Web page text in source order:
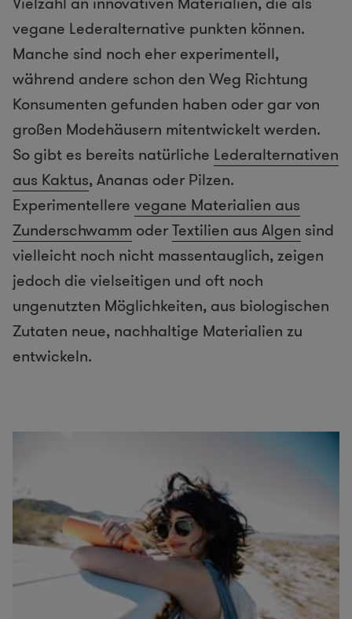
vegane Lederalternative punkten können.
Manche sind noch eher experimentell,
während andere schon den Weg Richtung
Konsumenten gefunden haben oder gar von
großen Modehäusern mitentwickelt werden.
So gibt es bereits natürliche Lederalternativen
aus Kaktus, Ananas oder Pilzen.
Experimentellere vegane Materialien aus
Zunderschwamm oderTextilien aus Algen sind
vielleicht noch nicht massentauglich, zeigen
jedoch die vielseitigen und oft noch
ungenutzten Möglichkeiten, aus biologischen
Zutaten neue, nachhaltige Materialien zu
entwickeln.